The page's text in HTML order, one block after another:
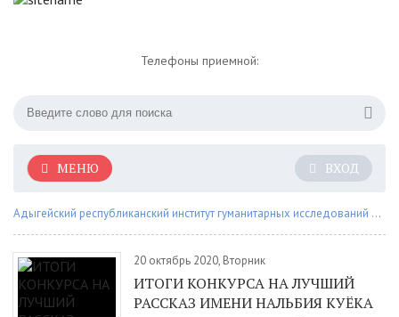
Телефоны приемной:
ВХОД
МЕНЮ
Адыгейский республиканский институт гуманитарных исследований им. Т.М. Керашева
20 октябрь 2020, Вторник
ИТОГИ КОНКУРСА НА ЛУЧШИЙ
РАССКАЗ ИМЕНИ НАЛЬБИЯ КУЁКА